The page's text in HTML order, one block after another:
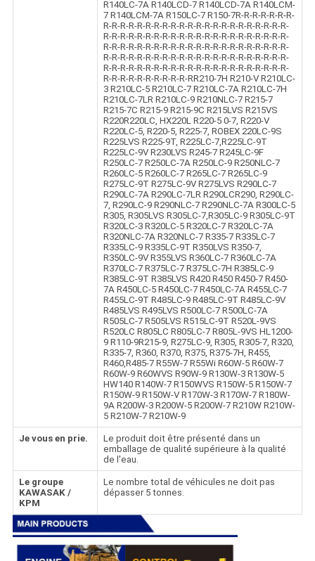
R140LC-7A R140LCD-7 R140LCD-7A R140LCM-
7 R140LCM-7A R150LC-7 R150-7R-R-R-R-R-R-R-
R-R-R-R-R-R-R-R-R-R-R-R-R-R-R-R-R-R-R-R-R-R-
R-R-R-R-R-R-R-R-R-R-R-R-R-R-R-R-R-R-R-R-R-R-
R-R-R-R-R-R-R-R-R-R-R-R-R-R-R-R-R-R-R-R-R-R-
R-R-R-R-R-R-R-R-R-R-R-R-R-R-R-R-R-R-R-R-R-R-
R-R-R-R-R-R-R-R-R-R-R-R-R-R-R-R-R-R-R-R-R-R-
R-R-R-R-R-R-R-R-R-R-RR210-7H R210-V R210LC-
3 R210LC-5 R210LC-7 R210LC-7A R210LC-7H
R210LC-7LR R210LC-9 R210NLC-7 R215-7
R215-7C R215-9 R215-9C R215LVS R215VS
R220R220LC, HX220L R220-5 0-7, R220-V
R220LC-5, R220-5, R225-7, ROBEX 220LC-9S
R225LVS R225-9T, R225LC-7,R225LC-9T
R225LC-9V R230LVS R245-7 R245LC-9F
R250LC-7 R250LC-7A R250LC-9 R250NLC-7
R260LC-5 R260LC-7 R265LC-7 R265LC-9
R275LC-9T R275LC-9V R275LVS R290LC-7
R290LC-7A R290LC-7LR R290LCR290, R290LC-
7, R290LC-9 R290NLC-7 R290NLC-7A R300LC-5
R305, R305LVS R305LC-7,R305LC-9 R305LC-9T
R320LC-3 R320LC-5 R320LC-7 R320LC-7A
R320NLC-7A R320NLC-7 R335-7 R335LC-7
R335LC-9 R335LC-9T R350LVS R350-7,
R350LC-9V R355LVS R360LC-7 R360LC-7A
R370LC-7 R375LC-7 R375LC-7H R385LC-9
R385LC-9T R385LVS R420 R450 R450-7 R450-
7A R450LC-5 R450LC-7 R450LC-7A R455LC-7
R455LC-9T R485LC-9 R485LC-9T R485LC-9V
R485LVS R495LVS R500LC-7 R500LC-7A
R505LC-7 R505LVS R515LC-9T R520L-9VS
R520LC R805LC R805LC-7 R805L-9VS HL1200-
9 R110-9R215-9, R275LC-9, R305, R305-7, R320,
R335-7, R360, R370, R375, R375-7H, R455,
R460,R485-7 R55W-7 R55Wi R60W-5 R60W-7
R60W-9 R60WVS R90W-9 R130W-3 R130W-5
HW140 R140W-7 R150WVS R150W-5 R150W-7
R150W-9 R150W-V R170W-3 R170W-7 R180W-
9A R200W-3 R200W-5 R200W-7 R210W R210W-
5 R210W-7 R210W-9
Je vous en prie.
Le produit doit être présenté dans un
emballage de qualité supérieure à la qualité
de l'eau.
Le groupe
KAWASAK /
KPM
Le nombre total de véhicules ne doit pas
dépasser 5 tonnes.